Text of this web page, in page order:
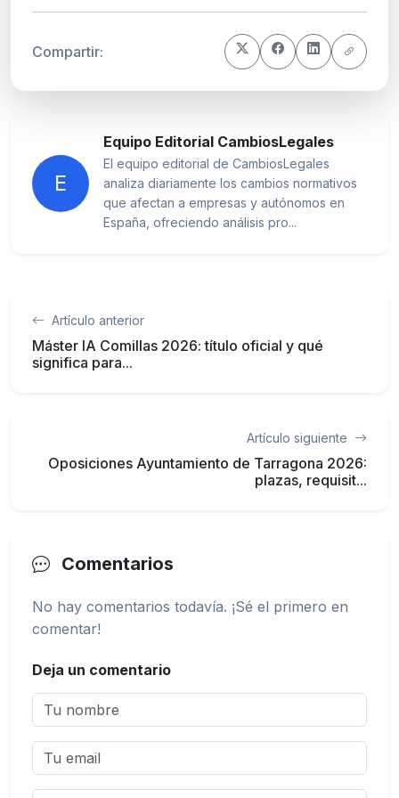
Compartir:
E
Equipo Editorial CambiosLegales
El equipo editorial de CambiosLegales
analiza diariamente los cambios normativos
que afectan a empresas y autónomos en
España, ofreciendo análisis pro...
Artículo anterior
Máster IA Comillas 2026: título oficial y qué
significa para...
Artículo siguiente
Oposiciones Ayuntamiento de Tarragona 2026:
plazas, requisit...
Comentarios
No hay comentarios todavía. ¡Sé el primero en
comentar!
Deja un comentario